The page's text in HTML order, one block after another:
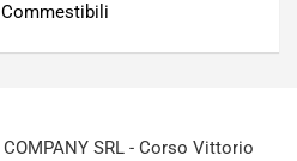
SRL - Corso Vittorio